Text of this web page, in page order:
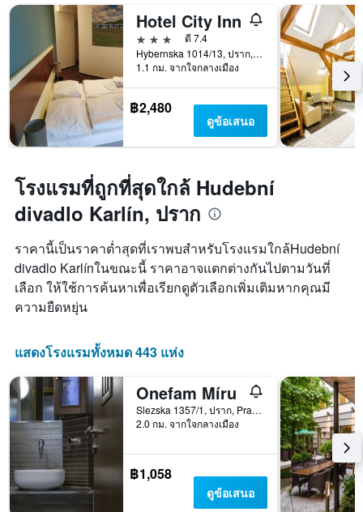
สัปดาห์
แผนภูมิ
มี
แกน
Y
แกน
แแส
ดง
เฉลี่ย
ของ
ห้อง
พัก
Hotel City Inn
3 ดาว
ดี 7.4
Hybernska 1014/13, ปราก, Prague Region, สาธารณรัฐเช็ก
1.1 กม. จากใจกลางเมือง
฿2,480
ดูข้อเสนอ
โรงแรมที่ถูกที่สุดใกล้ Hudební
divadlo Karlín, ปราก
ราคานี้เป็นราคาต่ำสุดที่เราพบสำหรับโรงแรมใกล้Hudební
divadlo Karlínในขณะนี้ ราคาอาจแตกต่างกันไปตามวันที่
เลือก ให้ใช้การค้นหาเพื่อเรียกดูตัวเลือกเพิ่มเติมหากคุณมี
ความยืดหยุ่น
แสดงโรงแรมทั้งหมด 443 แห่ง
Onefam Míru
Slezska 1357/1, ปราก, Prague Region, สาธารณรัฐเช็ก
2.0 กม. จากใจกลางเมือง
฿1,058
ดูข้อเสนอ